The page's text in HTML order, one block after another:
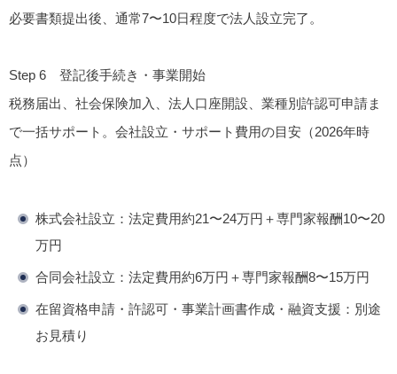
必要書類提出後、通常7〜10日程度で法人設立完了。
Step 6 登記後手続き・事業開始
税務届出、社会保険加入、法人口座開設、業種別許認可申請ま
で一括サポート。 会社設立・サポート費用の目安（2026年時
点）
株式会社設立 ：法定費用約21〜24万円＋専門家報酬10〜20
万円
合同会社設立 ：法定費用約6万円＋専門家報酬8〜15万円
在留資格申請・許認可・事業計画書作成・融資支援：別途
お見積り